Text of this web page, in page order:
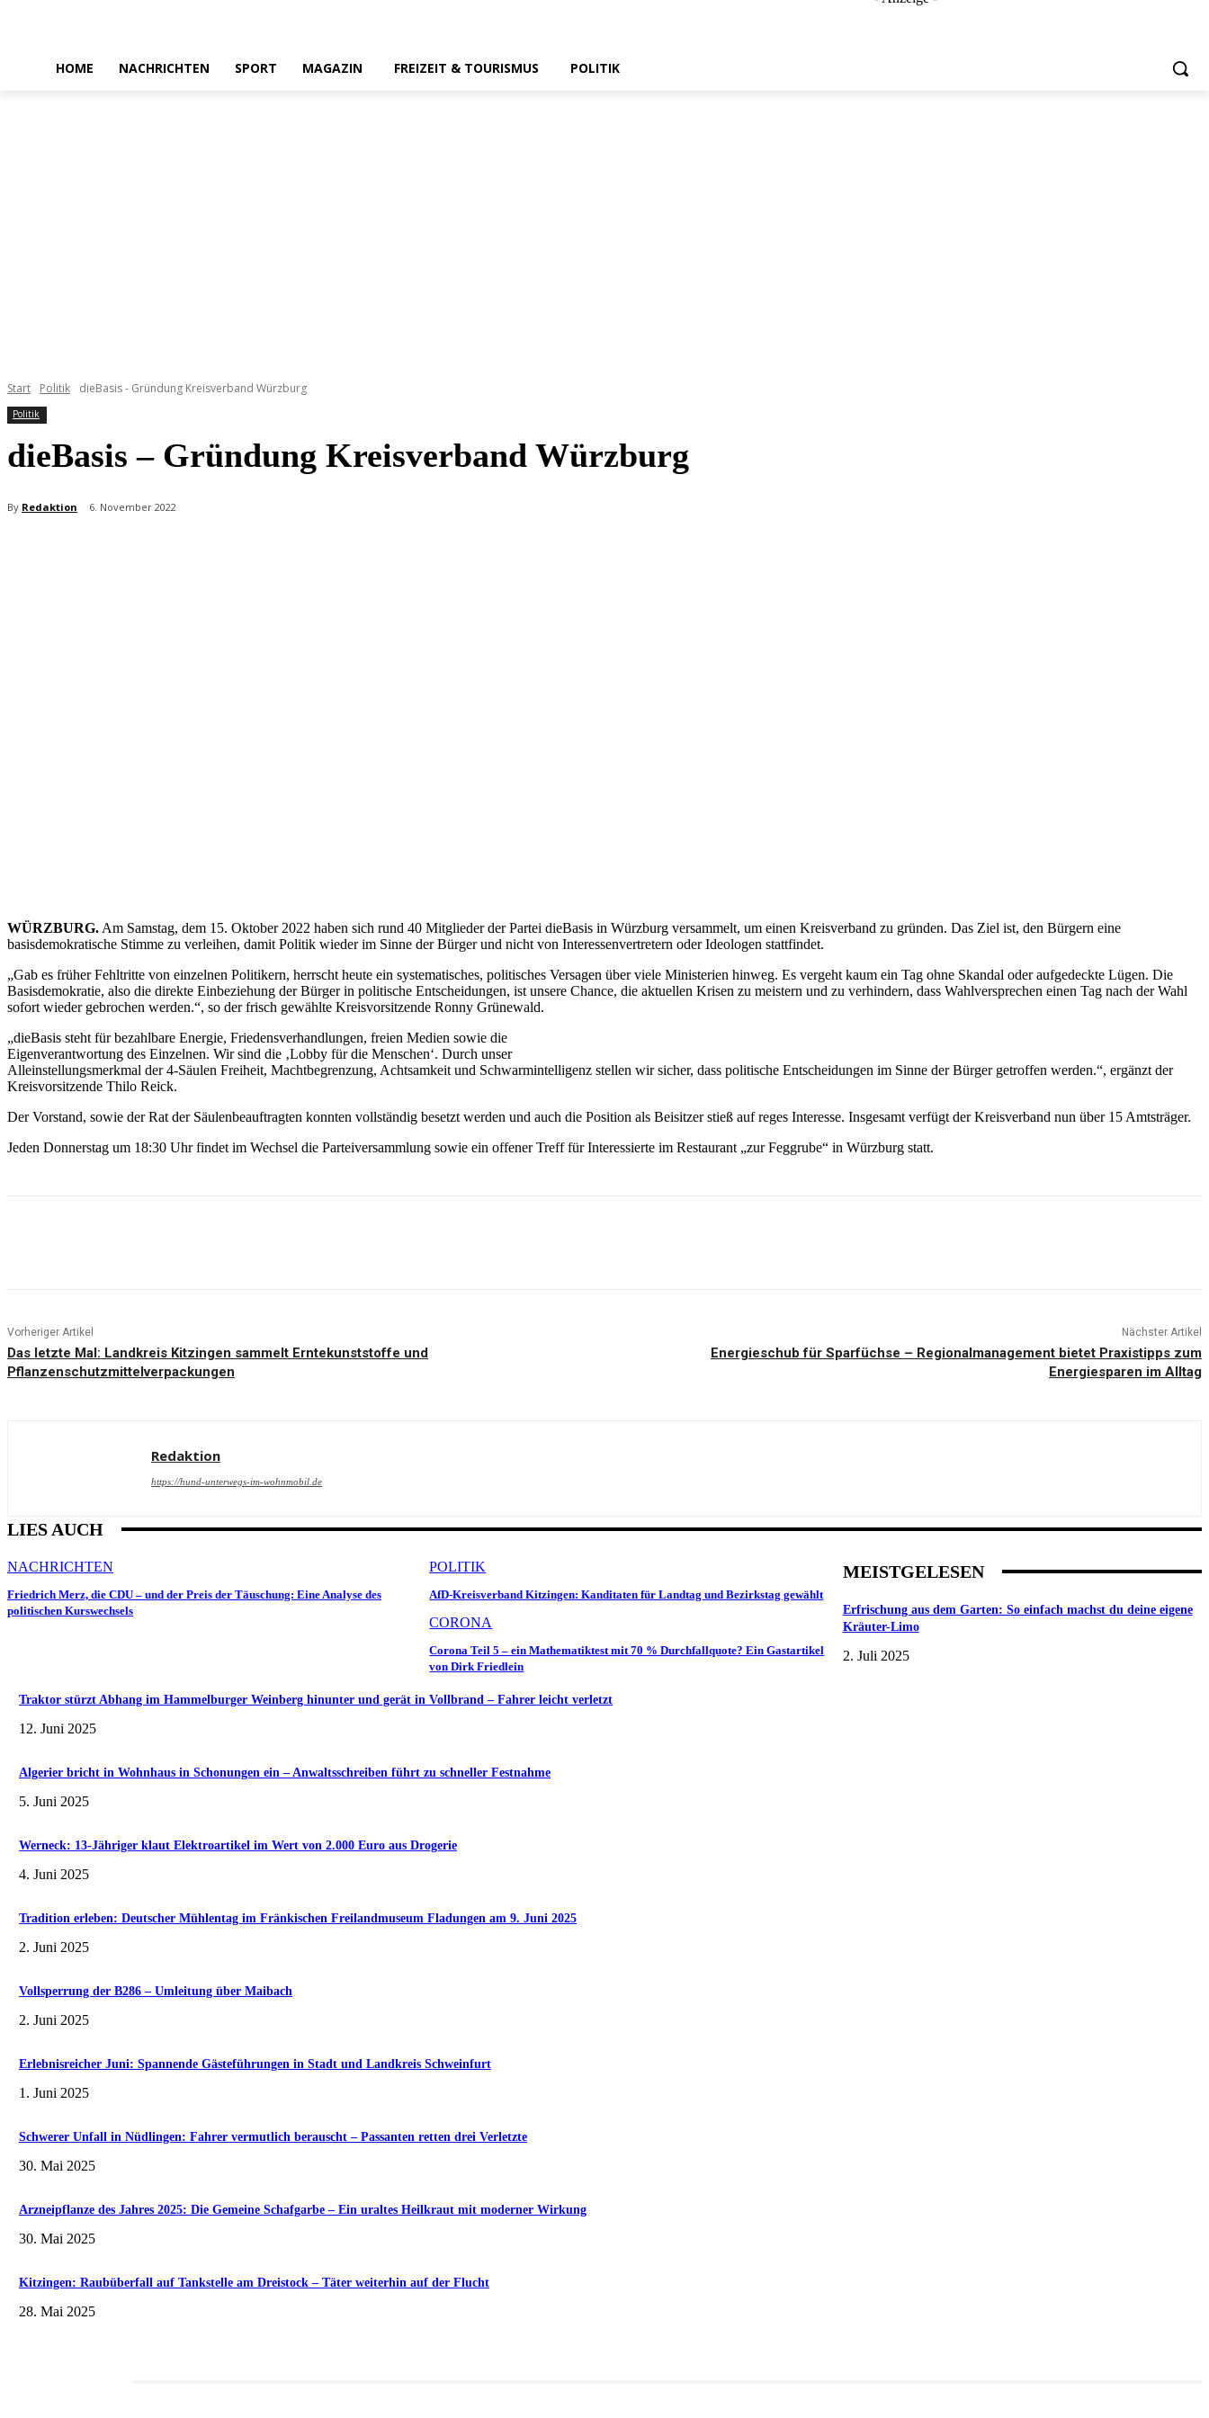
HOME NACHRICHTEN SPORT MAGAZIN FREIZEIT & TOURISMUS POLITIK
Start Politik dieBasis - Gründung Kreisverband Würzburg
Politik
dieBasis – Gründung Kreisverband Würzburg
By Redaktion 6. November 2022
WÜRZBURG. Am Samstag, dem 15. Oktober 2022 haben sich rund 40 Mitglieder der Partei dieBasis in Würzburg versammelt, um einen Kreisverband zu gründen. Das Ziel ist, den Bürgern eine
basisdemokratische Stimme zu verleihen, damit Politik wieder im Sinne der Bürger und nicht von Interessenvertretern oder Ideologen stattfindet.
„Gab es früher Fehltritte von einzelnen Politikern, herrscht heute ein systematisches, politisches Versagen über viele Ministerien hinweg. Es vergeht kaum ein Tag ohne Skandal oder aufgedeckte Lügen. Die
Basisdemokratie, also die direkte Einbeziehung der Bürger in politische Entscheidungen, ist unsere Chance, die aktuellen Krisen zu meistern und zu verhindern, dass Wahlversprechen einen Tag nach der Wahl
sofort wieder gebrochen werden.“, so der frisch gewählte Kreisvorsitzende Ronny Grünewald.
„dieBasis steht für bezahlbare Energie, Friedensverhandlungen, freien Medien sowie die
Eigenverantwortung des Einzelnen. Wir sind die ‚Lobby für die Menschen‘. Durch unser
Alleinstellungsmerkmal der 4-Säulen Freiheit, Machtbegrenzung, Achtsamkeit und Schwarmintelligenz stellen wir sicher, dass politische Entscheidungen im Sinne der Bürger getroffen werden.“, ergänzt der
Kreisvorsitzende Thilo Reick.
Der Vorstand, sowie der Rat der Säulenbeauftragten konnten vollständig besetzt werden und auch die Position als Beisitzer stieß auf reges Interesse. Insgesamt verfügt der Kreisverband nun über 15 Amtsträger.
Jeden Donnerstag um 18:30 Uhr findet im Wechsel die Parteiversammlung sowie ein offener Treff fürInteressierte im Restaurant „zur Feggrube“ in Würzburg statt.
Vorheriger Artikel
Das letzte Mal: Landkreis Kitzingen sammelt Erntekunststoffe und
Pflanzenschutzmittelverpackungen
Nächster Artikel
Energieschub für Sparfüchse – Regionalmanagement bietet Praxistipps zum
Energiesparen im Alltag
Redaktion
https://hund-unterwegs-im-wohnmobil.de
LIES AUCH
NACHRICHTEN
Friedrich Merz, die CDU – und der Preis der Täuschung: Eine Analyse des
politischen Kurswechsels
POLITIK
AfD-Kreisverband Kitzingen: Kanditaten für Landtag und Bezirkstag gewählt
CORONA
Corona Teil 5 – ein Mathematiktest mit 70 % Durchfallquote? Ein Gastartikel
von Dirk Friedlein
MEISTGELESEN
Erfrischung aus dem Garten: So einfach machst du deine eigene
Kräuter-Limo
2. Juli 2025
Traktor stürzt Abhang im Hammelburger Weinberg hinunter und gerät in Vollbrand – Fahrer leicht verletzt
12. Juni 2025
Algerier bricht in Wohnhaus in Schonungen ein – Anwaltsschreiben führt zu schneller Festnahme
5. Juni 2025
Werneck: 13-Jähriger klaut Elektroartikel im Wert von 2.000 Euro aus Drogerie
4. Juni 2025
Tradition erleben: Deutscher Mühlentag im Fränkischen Freilandmuseum Fladungen am 9. Juni 2025
2. Juni 2025
Vollsperrung der B286 – Umleitung über Maibach
2. Juni 2025
Erlebnisreicher Juni: Spannende Gästeführungen in Stadt und Landkreis Schweinfurt
1. Juni 2025
Schwerer Unfall in Nüdlingen: Fahrer vermutlich berauscht – Passanten retten drei Verletzte
30. Mai 2025
Arzneipflanze des Jahres 2025: Die Gemeine Schafgarbe – Ein uraltes Heilkraut mit moderner Wirkung
30. Mai 2025
Kitzingen: Raubüberfall auf Tankstelle am Dreistock – Täter weiterhin auf der Flucht
28. Mai 2025